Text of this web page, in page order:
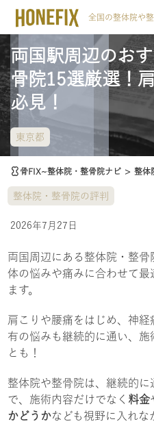
全国の整体院や
両国駅周辺のお
骨院15選厳選！
必見！
東京都
骨FIX~整体院・整骨院ナビ > 整体
整体院・整骨院の評判
2026年7月27日
両国周辺にある整体院・整骨
体の悩みや痛みに合わせて
ます。
肩こりや腰痛をはじめ、神
有の悩みも継続的に通い、施
とも！
整体院や整骨院は、継続的
で、施術内容だけでなく 料金
かどうかなども視野に入れな